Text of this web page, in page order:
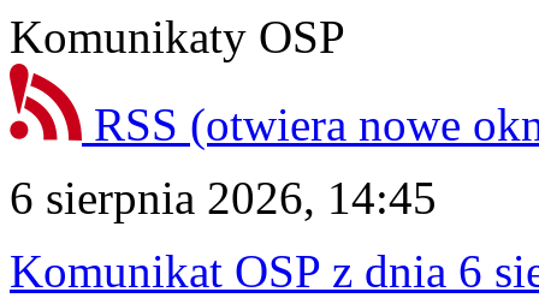
Komunikaty OSP
RSS (otwiera nowe
6 sierpnia 2026, 14:45
Komunikat OSP z dnia 6